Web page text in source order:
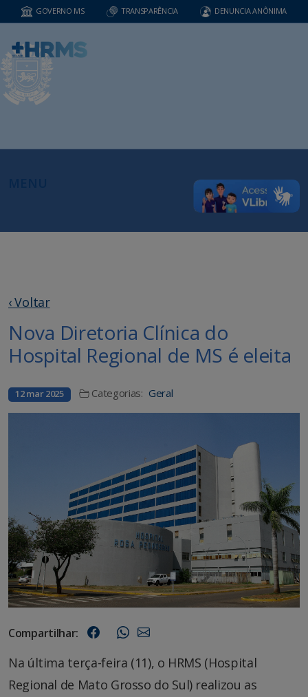
GOVERNO MS TRANSPARÊNCIA DENUNCIA ANÔNIMA
‹ Voltar
Nova Diretoria Clínica do
Hospital Regional de MS é eleita
12 mar 2025 Categorias: Geral
Compartilhar:
Na última terça-feira (11), o HRMS (Hospital
Regional de Mato Grosso do Sul) realizou as